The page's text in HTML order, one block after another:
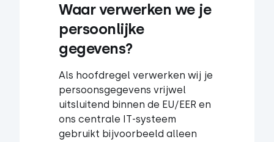
Waar verwerken we je
persoonlijke
gegevens?
Als hoofdregel verwerken wij je
persoonsgegevens vrijwel
uitsluitend binnen de EU/EER en
ons centrale IT-systeem
gebruikt bijvoorbeeld alleen